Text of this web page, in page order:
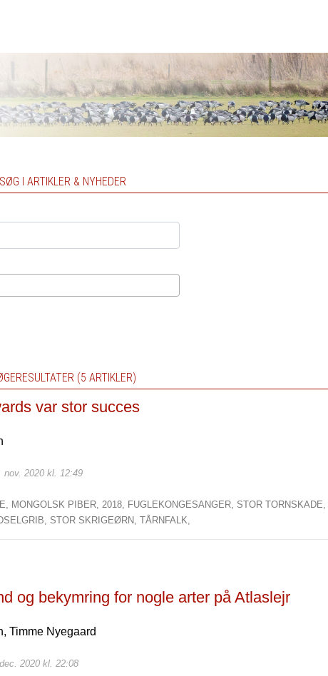
SØG I ARTIKLER & NYHEDER
(5 ARTIKLER)
var stor succes
nov. 2020 kl. 12:49
MONGOLSK PIBER,2018, FUGLEKONGESANGER, STOR TORNSKADE,
STOR SKRIGEØRN,TÅRNFALK,
og bekymring for nogle arter på Atlaslejr
Timme Nyegaard
2020 kl. 22:08